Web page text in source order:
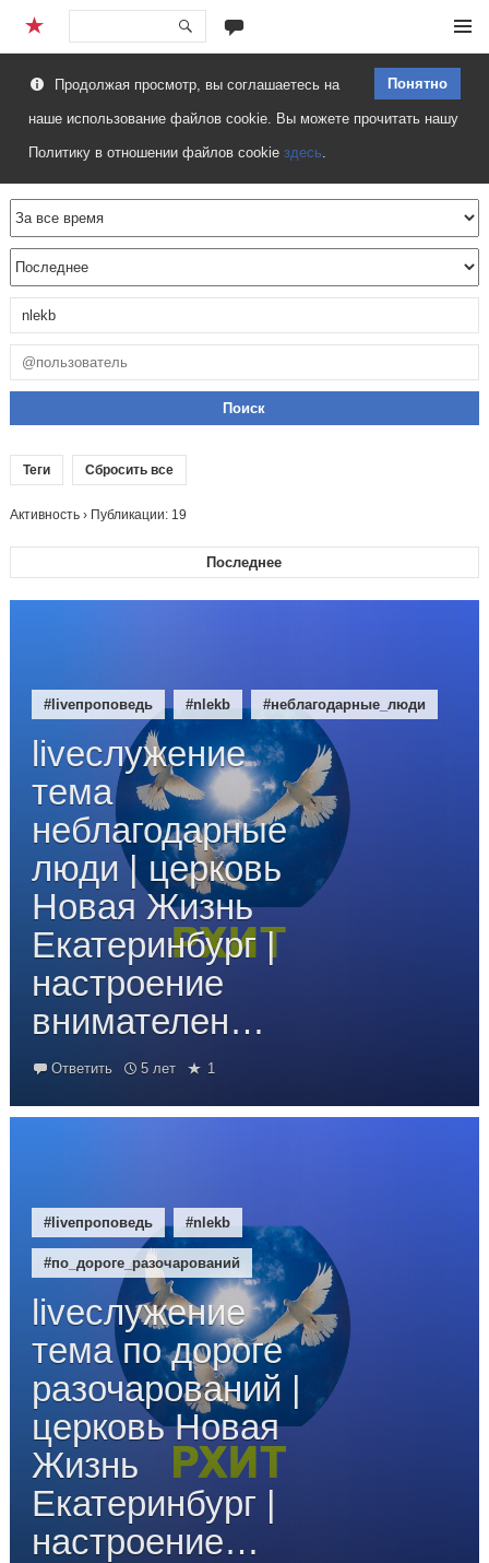
Перейти
содержимому
Понятно
Продолжая просмотр, вы соглашаетесь на
наше использование файлов cookie. Вы можете прочитать нашу
Политику в отношении файлов cookie здесь.
Теги Сбросить все
Активность› Публикации: 19
Последнее
#liveпроповедь #nlekb #неблагодарные_люди
liveслужение
тема
неблагодарные
люди | церковь
Новая Жизнь
Екатеринбург |
настроение
внимателен…
Ответить 5 лет 1
#liveпроповедь #nlekb
#по_дороге_разочарований
liveслужение
тема по дороге
разочарований |
церковь Новая
Жизнь
Екатеринбург |
настроение…